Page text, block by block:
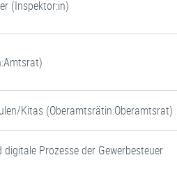
(Inspektor:in)
Kitas (Oberamtsrätin:Oberamtsrat)
Prozesse der Gewerbesteuer